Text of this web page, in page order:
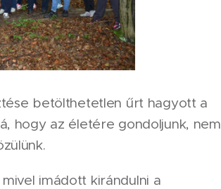
betölthetetlen űrt hagyott a
hogy az életére gondoljunk, nem
imádott kirándulni a